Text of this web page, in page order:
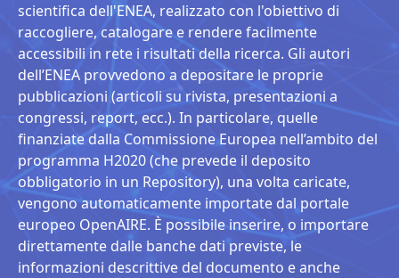
scientifica dell'ENEA, realizzato con l'obiettivo di
raccogliere, catalogare e rendere facilmente
accessibili in rete i risultati della ricerca. Gli autori
dell’ENEA provvedono a depositare le proprie
pubblicazioni (articoli su rivista, presentazioni a
congressi, report, ecc.). In particolare, quelle
finanziate dalla Commissione Europea nell’ambito del
programma H2020 (che prevede il deposito
obbligatorio in un Repository), una volta caricate,
vengono automaticamente importate dal portale
europeo OpenAIRE. È possibile inserire, o importare
direttamente dalle banche dati previste, le
informazioni descrittive del documento e anche